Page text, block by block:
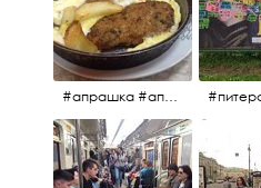
#апрашка #апраксиндвор #кафенаапрашке #куринаякотлетанасковороде #сковородка #кафедлясвоих